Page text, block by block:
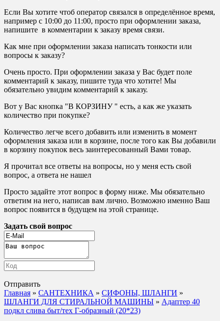
Если Вы хотите чтоб оператор связался в определённое время,
например с 10:00 до 11:00, просто при оформлении заказа,
напишите в комментарии к заказу время связи.
Как мне при оформлении заказа написать тонкости или
вопросы к заказу?
Очень просто. При оформлении заказа у Вас будет поле
комментарий к заказу, пишите туда что хотите! Мы
обязательно увидим комментарий к заказу.
Вот у Вас кнопка "В КОРЗИНУ " есть, а как же указать
количество при покупке?
Количество легче всего добавить или изменить в момент
оформления заказа или в корзине, после того как Вы добавили
в корзину покупок весь заинтересованный Вами товар.
Я прочитал все ответы на вопросы, но у меня есть свой
вопрос, а ответа не нашел
Просто задайте этот вопрос в форму ниже. Мы обязательно
ответим на него, написав вам лично. Возможно именно Ваш
вопрос появится в будущем на этой странице.
Задать свой вопрос
Отправить
Главная » САНТЕХНИКА » СИФОНЫ, ШЛАНГИ »
ШЛАНГИ ДЛЯ СТИРАЛЬНОЙ МАШИНЫ » Адаптер 40
подкл слива быт/тех Г-образный (20*23)